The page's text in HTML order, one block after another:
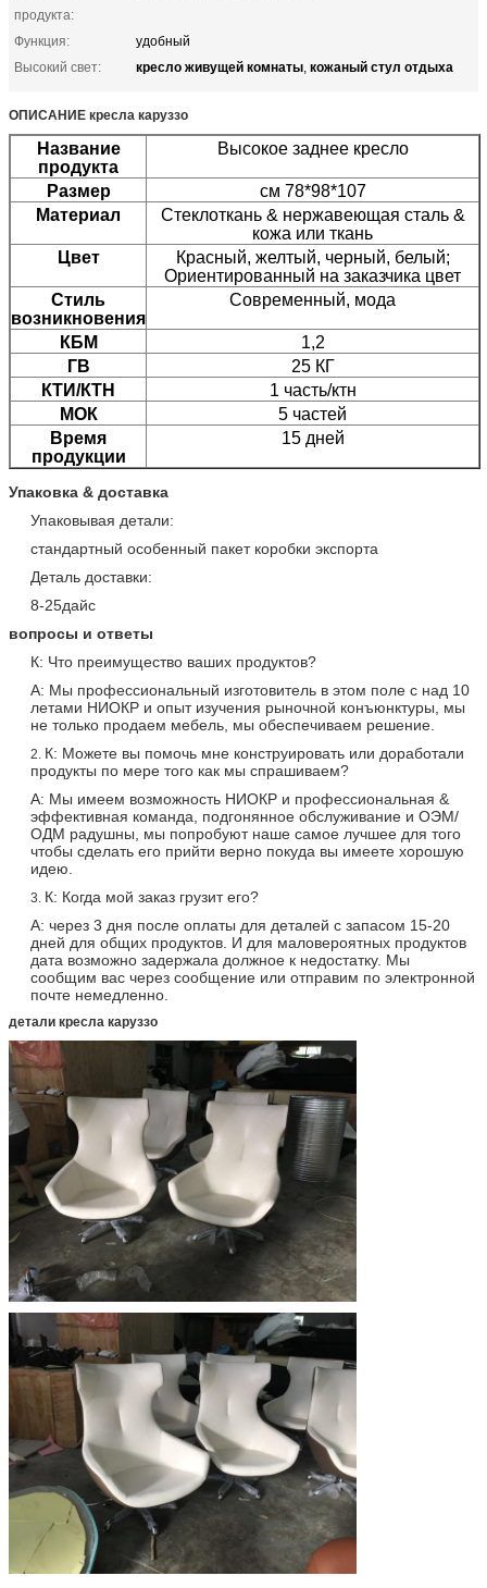
продукта:
Функция:
удобный
Высокий свет:
кресло живущей комнаты, кожаный стул отдыха
ОПИСАНИЕ кресла каруззо
Название
продукта
Высокое заднее кресло
Размер
см 78*98*107
Материал
Стеклоткань & нержавеющая сталь &
кожа или ткань
Цвет
Красный, желтый, черный, белый;
Ориентированный на заказчика цвет
Стиль
возникновения
Современный, мода
КБМ
1,2
ГВ
25 КГ
КТИ/КТН
1 часть/ктн
МОК
5 частей
Время
продукции
15 дней
Упаковка & доставка
Упаковывая детали:
стандартный особенный пакет коробки экспорта
Деталь доставки:
8-25дайс
вопросы и ответы
К: Что преимущество ваших продуктов?
А: Мы профессиональный изготовитель в этом поле с над 10
летами НИОКР и опыт изучения рыночной конъюнктуры, мы
не только продаем мебель, мы обеспечиваем решение.
2. К: Можете вы помочь мне конструировать или доработали
продукты по мере того как мы спрашиваем?
А: Мы имеем возможность НИОКР и профессиональная &
эффективная команда, подгонянное обслуживание и ОЭМ/
ОДМ радушны, мы попробуют наше самое лучшее для того
чтобы сделать его прийти верно покуда вы имеете хорошую
идею.
3. К: Когда мой заказ грузит его?
А: через 3 дня после оплаты для деталей с запасом 15-20
дней для общих продуктов. И для маловероятных продуктов
дата возможно задержала должное к недостатку. Мы
сообщим вас через сообщение или отправим по электронной
почте немедленно.
детали кресла каруззо